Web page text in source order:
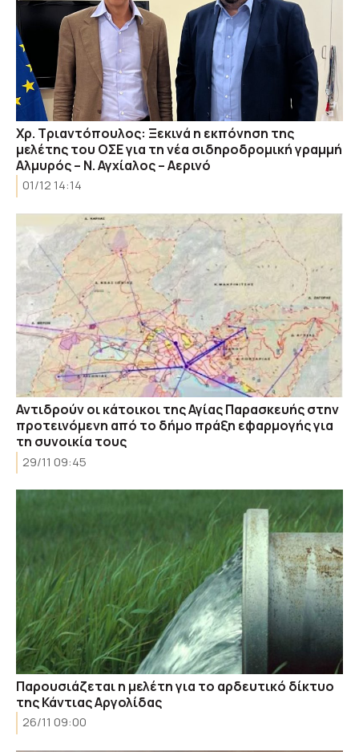
Χρ. Τριαντόπουλος: Ξεκινά η εκπόνηση της
μελέτης του ΟΣΕ για τη νέα σιδηροδρομική γραμμή
Αλμυρός – Ν. Αγχίαλος – Αερινό
01/12 14:14
Αντιδρούν οι κάτοικοι της Αγίας Παρασκευής στην
προτεινόμενη από το δήμο πράξη εφαρμογής για
τη συνοικία τους
29/11 09:45
Παρουσιάζεται η μελέτη για το αρδευτικό δίκτυο
της Κάντιας Αργολίδας
26/11 09:00